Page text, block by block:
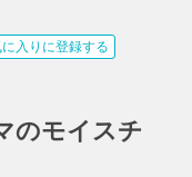
に入りに登録する
のモイスチ